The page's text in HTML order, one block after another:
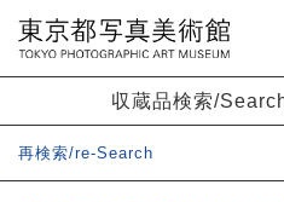
収蔵品検索/
再検索/re-Search